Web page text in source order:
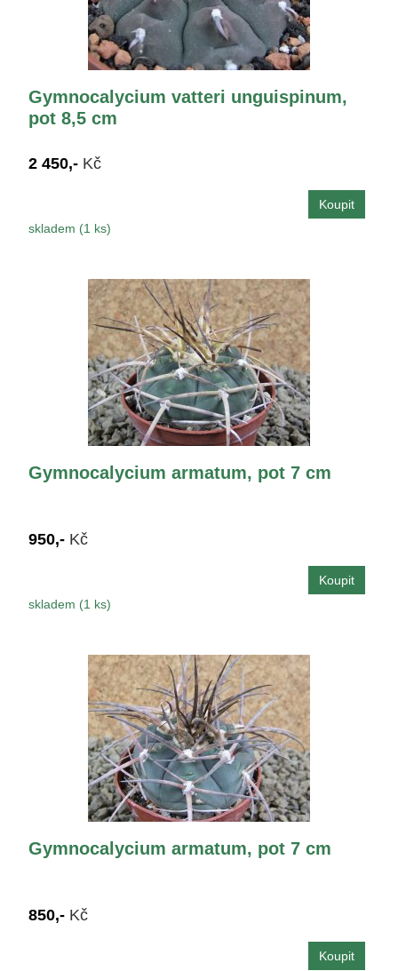
Gymnocalycium vatteri unguispinum,
pot 8,5 cm
2 450,- Kč
skladem (1 ks)
Gymnocalycium armatum, pot 7 cm
950,- Kč
skladem (1 ks)
Gymnocalycium armatum, pot 7 cm
850,- Kč